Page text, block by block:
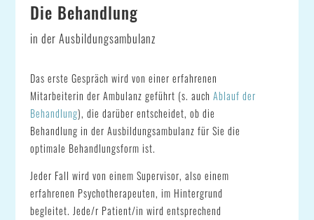
Die Behandlung
in der Ausbildungsambulanz
Das erste Gespräch wird von einer erfahrenen
Mitarbeiterin der Ambulanz geführt (s. auch Ablauf der
Behandlung), die darüber entscheidet, ob die
Behandlung in der Ausbildungsambulanz für Sie die
optimale Behandlungsform ist.
Jeder Fall wird von einem Supervisor, also einem
erfahrenen Psychotherapeuten, im Hintergrund
begleitet. Jede/r Patient/in wird entsprechend